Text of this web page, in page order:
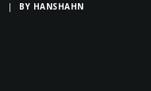
| BY HANSHAHN